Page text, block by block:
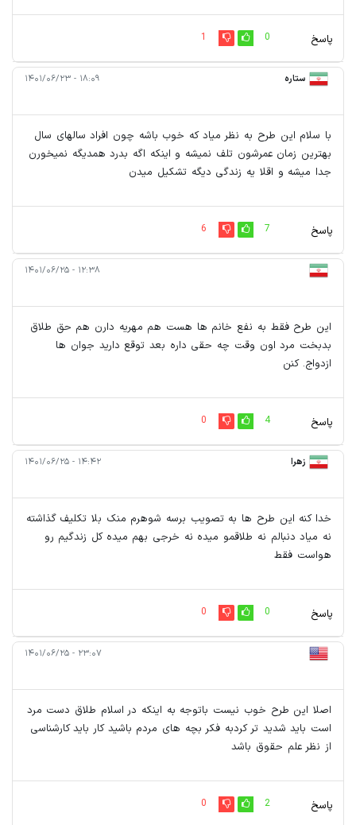
پاسخ 0
1
ستاره ۱۸:۰۹ - ۱۴۰۱/۰۶/۲۳
با سلام این طرح به نظر میاد که خوب باشه چون افراد سالهای سال
بهترین زمان عمرشون تلف نمیشه و اینکه اگه بدرد همدیگه نمیخورن
جدا میشه و اقلا یه زندگی دیگه تشکیل میدن
پاسخ 7
6
۱۲:۳۸ - ۱۴۰۱/۰۶/۲۵
این طرح فقط به نفع خانم ها هست هم مهریه دارن هم حق طلاق
بدبخت مرد اون وقت چه حقی داره بعد توقع دارید جوان ها
ازدواج. کنن
پاسخ 4
0
زهرا ۱۴:۴۲ - ۱۴۰۱/۰۶/۲۵
خدا کنه این طرح ها به تصویب برسه شوهرم منک بلا تکلیف گذاشته
نه میاد دنبالم نه طلاقمو میده نه خرجی بهم میده کل زندگیم رو
هواست فقط
پاسخ 0
0
۲۳:۰۷ - ۱۴۰۱/۰۶/۲۵
اصلا این طرح خوب نیست باتوجه به اینکه در اسلام طلاق دست مرد
است باید شدید تر کردبه فکر بچه های مردم باشید کار باید کارشناسی
از نظر علم حقوق باشد
پاسخ 2
0